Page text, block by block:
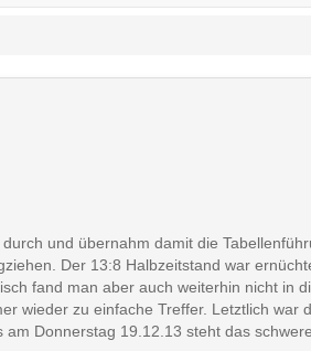
und übernahm damit die
Der 13:8 Halbzeitstand war
fand man aber auch weiterhin nicht in
wieder zu einfache Treffer. Letztlich war
Donnerstag 19.12.13 steht das